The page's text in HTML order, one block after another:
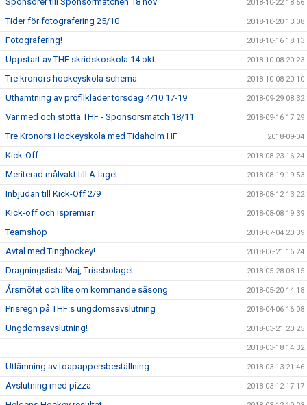
2018-10-22 18:56
Tider för fotografering 25/10 2018-10-20 13:08
Fotografering! 2018-10-16 18:13
Uppstart av THF skridskoskola 14 okt 2018-10-08 20:23
Tre kronors hockeyskola schema 2018-10-08 20:10
Uthämtning av profilkläder torsdag 4/10 17-19 2018-09-29 08:32
Var med och stötta THF - Sponsorsmatch 18/11 2018-09-16 17:29
Tre Kronors Hockeyskola med Tidaholm HF 2018-09-04
Kick-Off 2018-08-23 16:24
Meriterad målvakt till A-laget 2018-08-19 19:53
Inbjudan till Kick-Off 2/9 2018-08-12 13:22
Kick-off och ispremiär 2018-08-08 19:39
Teamshop 2018-07-04 20:39
Avtal med Tinghockey! 2018-06-21 16:24
Dragningslista Maj, Trissbolaget 2018-05-28 08:15
Årsmötet och lite om kommande säsong 2018-05-20 14:18
Prisregn på THF:s ungdomsavslutning 2018-04-06 16:08
Ungdomsavslutning! 2018-03-21 20:25
2018-03-18 14:32
Utlämning av toapappersbeställning 2018-03-13 21:46
Avslutning med pizza 2018-03-12 17:17